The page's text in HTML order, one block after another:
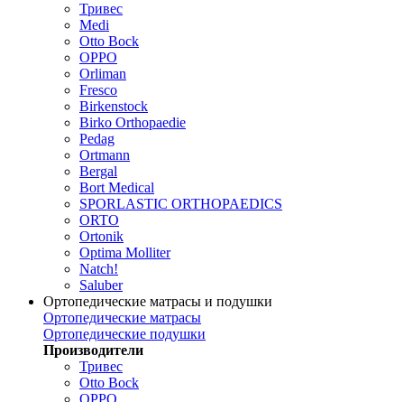
Тривес
Medi
Otto Bock
OPPO
Orliman
Fresco
Birkenstock
Birko Orthopaedie
Pedag
Ortmann
Bergal
Bort Medical
SPORLASTIC ORTHOPAEDICS
ORTO
Ortonik
Optima Molliter
Natch!
Saluber
Ортопедические матрасы и подушки
Ортопедические матрасы
Ортопедические подушки
Производители
Тривес
Otto Bock
OPPO